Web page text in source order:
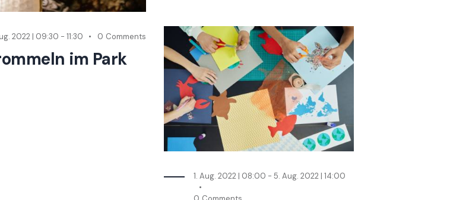
2022 | 09:30 - 11:30 0 Comments
im Park
1. Aug. 2022 | 08:00 - 5. Aug. 2022 | 14:00